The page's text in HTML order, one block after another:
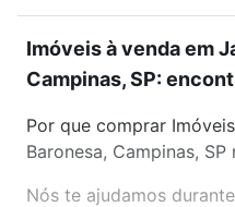
Imóveis à venda em
Campinas, SP:
Por que comprar
Baronesa, Campinas, SP
Nós te ajudamos